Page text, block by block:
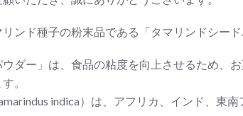
ンド種子の粉末品である「タマリンドシー
ウダー」は、食品の粘度を向上させるため、
。
indica）は、アフリカ、インド、東